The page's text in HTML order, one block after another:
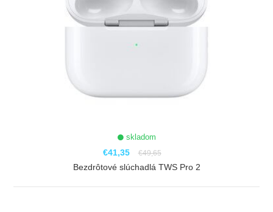
skladom
€41,35 €49,65
Bezdrôtové slúchadlá TWS Pro 2